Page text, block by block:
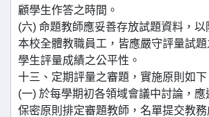
顧學生作答之時間。
(六) 命題教師應妥善存放試題資料，以
本校全體教職員工，皆應嚴守評量試
學生評量成績之公平性。
十三、定期評量之審題，實施原則如下
(一) 於每學期初各領域會議中討論，
保密原則排定審題教師，名單提交教務